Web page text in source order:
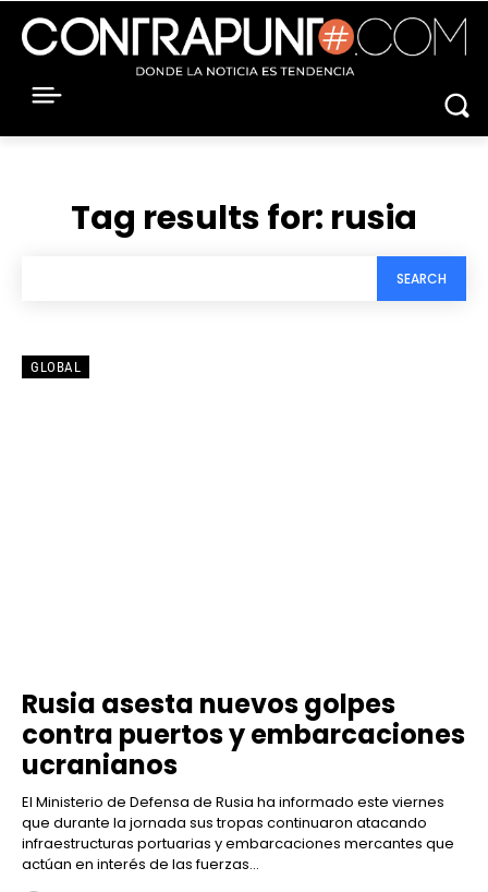
Tag results for: rusia
SEARCH
GLOBAL
Rusia asesta nuevos golpes
contra puertos y embarcaciones
ucranianos
El Ministerio de Defensa de Rusia ha informado este viernes
que durante la jornada sus tropas continuaron atacando
infraestructuras portuarias y embarcaciones mercantes que
actúan en interés de las fuerzas...